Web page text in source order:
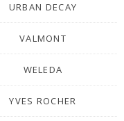
URBAN DECAY
VALMONT
WELEDA
YVES ROCHER